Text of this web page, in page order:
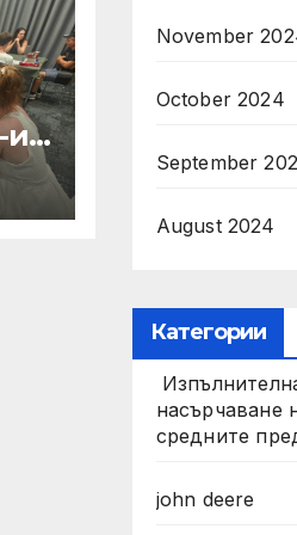
и
November
October 2024
September
August 2024
Категории
насърчаване
средните
john deere